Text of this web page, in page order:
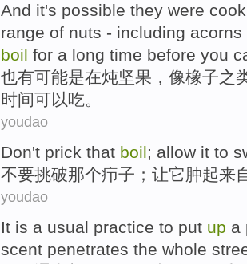
And it's possible they were
range of nuts - including acorns
boil for a long time before you
也有可能是在炖坚果 ，像橡子之
时间可以吃。
youdao
Don't prick that boil; allow it to
不要挑破那个疖子 ； 让它肿起来
youdao
It is a usual practice to put up a
scent penetrates the whole